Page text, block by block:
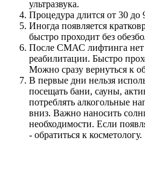
ультразвука.
Процедура длится от 30 до
Иногда появляется
быстро проходит без
После СМАС лифтинга нет
реабилитации. Быстро
Можно сразу вернуться к
В первые дни нельзя
посещать бани, сауны,
потреблять алкогольные
вниз. Важно наносить
необходимости. Если
- обратиться к косметологу.